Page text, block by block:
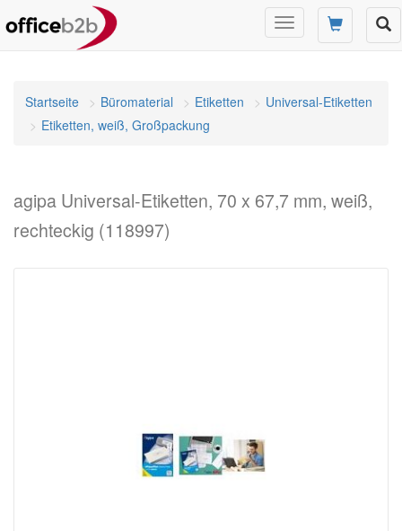
Navigation
umschalten
Startseite Büromaterial Etiketten
Universal-Etiketten
Etiketten, weiß, Großpackung
agipa Universal-Etiketten, 70 x 67,7 mm, weiß,
rechteckig (118997)